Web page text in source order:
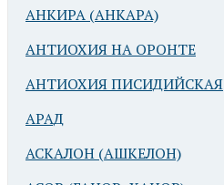
АНКИРА (АНКАРА)
АНТИОХИЯ НА ОРОНТЕ
АНТИОХИЯ ПИСИДИЙСКАЯ
АРАД
АСКАЛОН (АШКЕЛОН)